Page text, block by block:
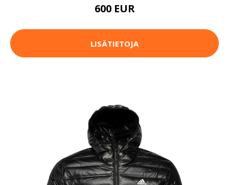
600 EUR
LISÄTIETOJA